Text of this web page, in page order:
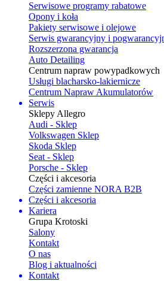
Serwisowe programy rabatowe
Opony i koła
Pakiety serwisowe i olejowe
Serwis gwarancyjny i
Rozszerzona gwarancja
Auto Detailing
Centrum napraw powypadkowych
Usługi blacharsko-lakiernicze
Centrum Napraw Akumulatorów
Serwis
Sklepy Allegro
Audi - Sklep
Volkswagen Sklep
Skoda Sklep
Seat - Sklep
Porsche - Sklep
Części i akcesoria
Części zamienne NORA B2B
Części i akcesoria
Kariera
Grupa Krotoski
Salony
Kontakt
O nas
Blog i aktualności
Kontakt